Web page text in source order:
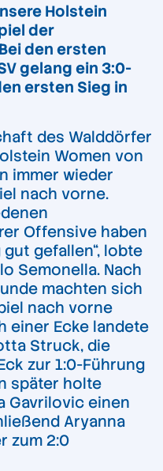
Holstein
der
den ersten
gelang ein 3:0-
ersten Sieg in
des Walddörfer
Women von
immer wieder
nach vorne.
Offensive haben
gefallen“, lobte
Semonella. Nach
machten sich
nach vorne
einer Ecke landete
Struck, die
zur 1:0-Führung
später holte
Gavrilovic einen
Aryanna
zum 2:0